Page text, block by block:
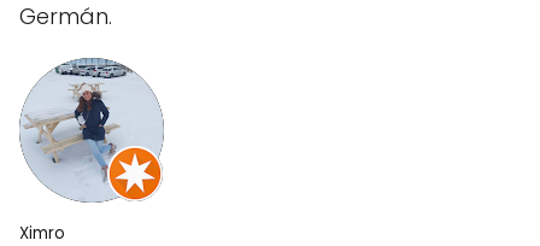
Germán.
Ximro